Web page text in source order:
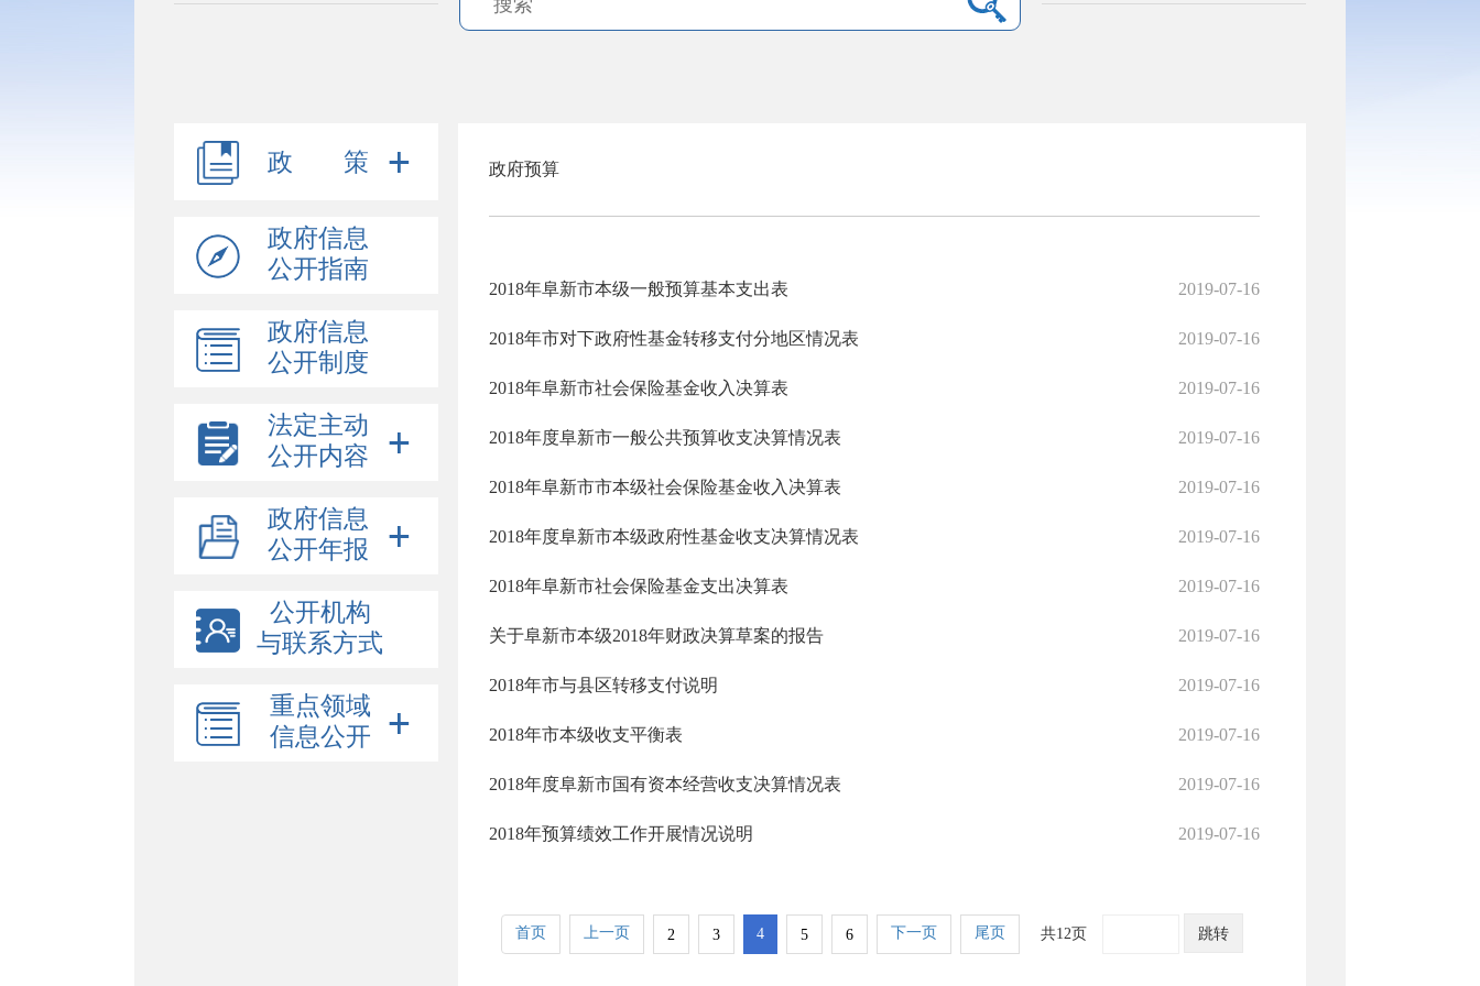
政 策
政府信息
公开指南
政府信息
公开制度
法定主动
公开内容
政府信息
公开年报
公开机构
与联系方式
重点领域
信息公开
政府预算
2018年阜新市本级一般预算基本支出表 2019-07-16
2018年市对下政府性基金转移支付分地区情况表 2019-07-16
2018年阜新市社会保险基金收入决算表 2019-07-16
2018年度阜新市一般公共预算收支决算情况表 2019-07-16
2018年阜新市市本级社会保险基金收入决算表 2019-07-16
2018年度阜新市本级政府性基金收支决算情况表 2019-07-16
2018年阜新市社会保险基金支出决算表 2019-07-16
关于阜新市本级2018年财政决算草案的报告 2019-07-16
2018年市与县区转移支付说明 2019-07-16
2018年市本级收支平衡表 2019-07-16
2018年度阜新市国有资本经营收支决算情况表 2019-07-16
2018年预算绩效工作开展情况说明 2019-07-16
首页 上一页 2 3 4 5 6 下一页 尾页 共12页 跳转